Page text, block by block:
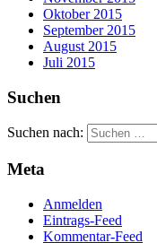
Oktober 2015
September 2015
August 2015
Juli 2015
Suchen
Suchen nach:
Meta
Anmelden
Eintrags-Feed
Kommentar-Feed